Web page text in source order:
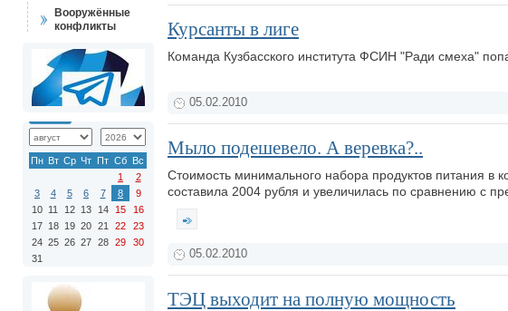
Вооружённые
конфликты
Пн Вт Ср Чт Пт Сб Вс
1
2
3
4 5 6 7 8
9
10 11 12 13 14 15
16
17 18 19 20 21 22
23
24 25 26 27 28 29
30
31
Курсанты в лиге
Команда Кузбасского института ФСИН "Ради смеха"
05.02.2010
Мыло подешевело. А веревка?..
Стоимость минимального набора продуктов питания в
составила 2004 рубля и увеличилась по сравнению с
05.02.2010
ТЭЦ выходит на полную мощность